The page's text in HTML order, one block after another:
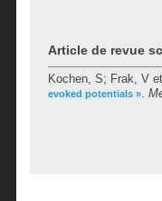
Article de revue
Kochen, S; Frak, V et
evoked potentials ».